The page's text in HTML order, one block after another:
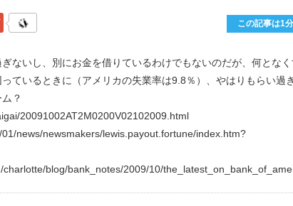
マーク
Google Plus この記事は1
ないし、別にお金を借りているわけでもないのだが、何とな
ているときに（アメリカの失業率は9.8％）、やはりもらい過
？
20091002AT2M0200V02102009.html
news/newsmakers/lewis.payout.fortune/index.htm?
blog/bank_notes/2009/10/